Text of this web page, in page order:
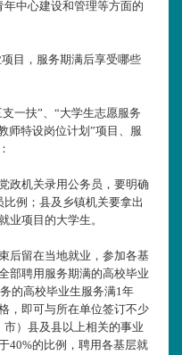
中心建设和管理等方面的
目，服务期满后享受哪些
一扶”、“大学生志愿服务
师特设岗位计划”项目、服
政机关录用公务员，要明确
例；县及乡镇机关要拿出
业项目的大学生。
后留在当地就业，参加各基
部聘用服务期满的高校毕业
的高校毕业生服务满1年
，即可与所在单位签订不少
）县及县以上相关的事业
40%的比例，聘用各基层就